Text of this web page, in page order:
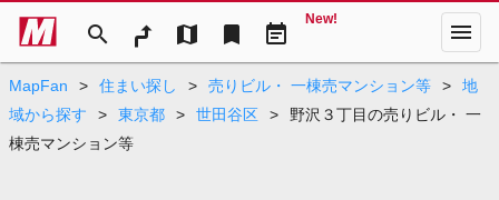
search map bookmark event_note
New! menu
MapFan > 住まい探し > 売りビル・ 一棟売マンション等 >
地
域から探す
> 東京都 > 世田谷区 >
野沢３丁目の売りビル・ 一
棟売マンション等